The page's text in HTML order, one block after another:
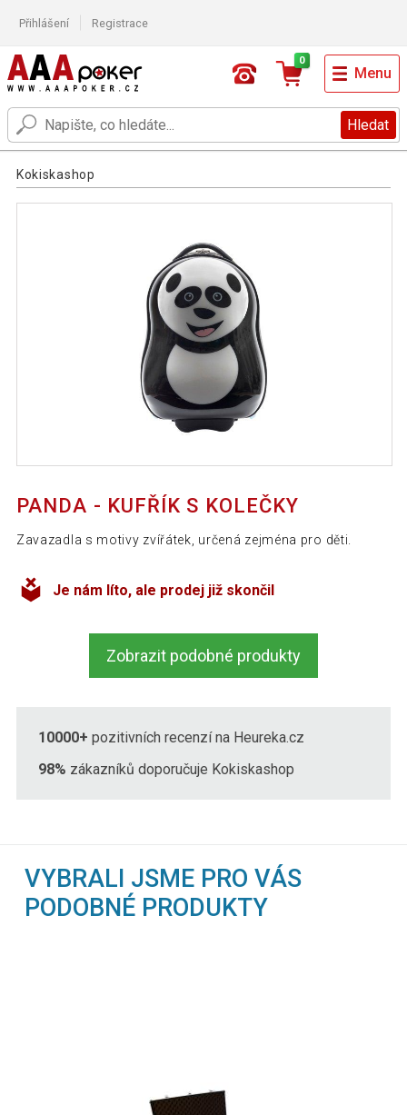
Přihlášení Registrace
Hledat
0
Menu
Kokiskashop
PANDA - KUFŘÍK S KOLEČKY
Zavazadla s motivy zvířátek, určená zejména pro děti.
Je nám líto, ale prodej již skončil
Zobrazit podobné produkty
10000+ pozitivních recenzí na Heureka.cz
98% zákazníků doporučuje Kokiskashop
VYBRALI JSME PRO VÁS
PODOBNÉ PRODUKTY